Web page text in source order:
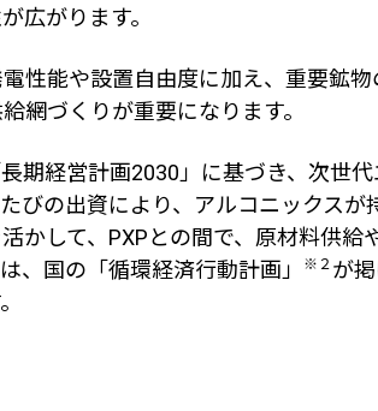
広がります。
性能や設置自由度に加え、重要鉱
網づくりが重要になります。
期経営計画2030」に基づき、次世
びの出資により、アルコニックス
かして、 PXPとの間で、原材料供給
、国の「循環経済行動計画」
※２ が